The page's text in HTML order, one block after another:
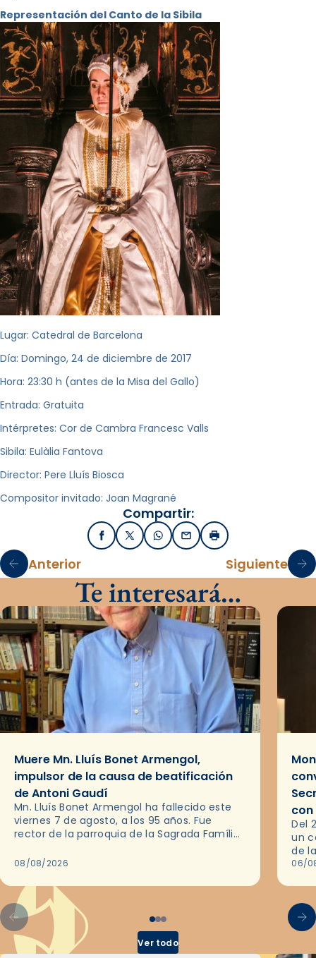
Representación del Canto de la Sibila
Lugar: Catedral de Barcelona
Día: Domingo, 24 de diciembre de 2017
Hora: 23:30 h (antes de la Misa del Gallo)
Entrada: Gratuita
Intérpretes: Cor de Cambra Francesc Valls
Sibila: Eulàlia Fantova
Director: Pere Lluís Biosca
Compositor invitado: Joan Magrané
Compartir:
FacebookX / TwitterWhatsApp
EmailImprimir
Anterior Siguiente
Te interesará…
Muere Mn. Lluís Bonet Armengol,
impulsor de la causa de beatificación
de Antoni Gaudí
Mn. Lluís Bonet Armengol ha fallecido este
viernes 7 de agosto, a los 95 años. Fue
rector de la parroquia de la Sagrada Família
08/08/2026
Del
un
de
en
06/
Ver todo